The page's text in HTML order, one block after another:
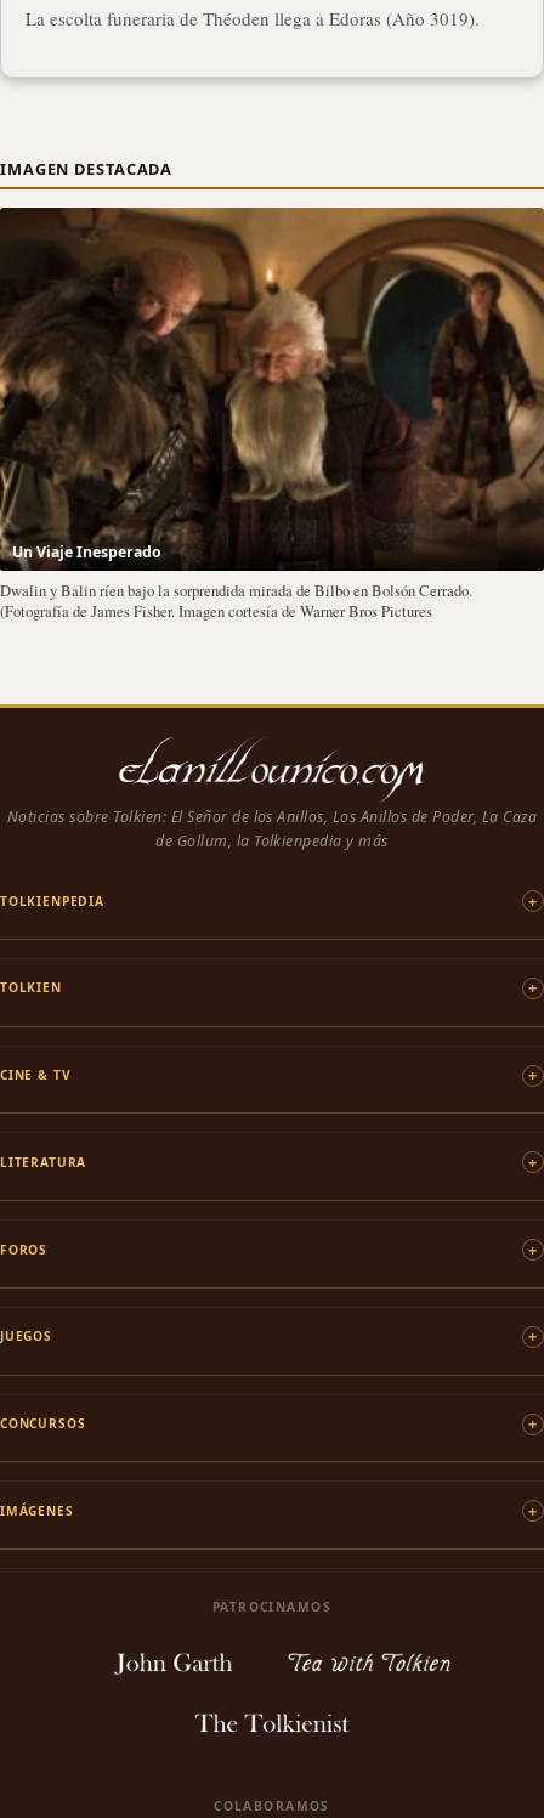
La escolta funeraria de Théoden llega a Edoras (Año 3019).
IMAGEN DESTACADA
Un Viaje Inesperado
Dwalin y Balin ríen bajo la sorprendida mirada de Bilbo en Bolsón Cerrado.
(Fotografía de James Fisher. Imagen cortesía de Warner Bros Pictures
Noticias sobre Tolkien: El Señor de los Anillos, Los Anillos de Poder, La Caza
de Gollum, la Tolkienpedia y más
TOLKIENPEDIA
TOLKIEN
CINE & TV
LITERATURA
FOROS
JUEGOS
CONCURSOS
IMÁGENES
PATROCINAMOS
COLABORAMOS